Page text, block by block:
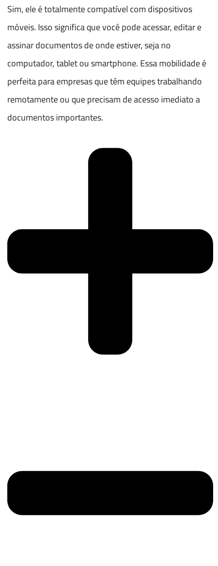
Sim, ele é totalmente compatível com dispositivos
móveis. Isso significa que você pode acessar, editar e
assinar documentos de onde estiver, seja no
computador, tablet ou smartphone. Essa mobilidade é
perfeita para empresas que têm equipes trabalhando
remotamente ou que precisam de acesso imediato a
documentos importantes.